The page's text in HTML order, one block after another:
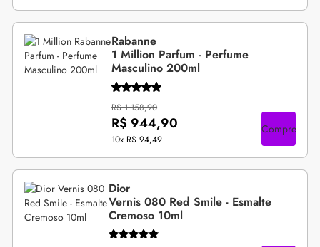
Rabanne
1 Million Parfum - Perfume
Masculino 200ml
R$ 1.158,90
R$ 944,90
10x R$ 94,49
Compre
Dior
Vernis 080 Red Smile - Esmalte
Cremoso 10ml